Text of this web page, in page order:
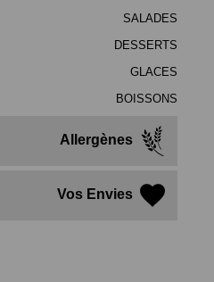
SALADES
DESSERTS
GLACES
BOISSONS
Allergènes
Vos Envies